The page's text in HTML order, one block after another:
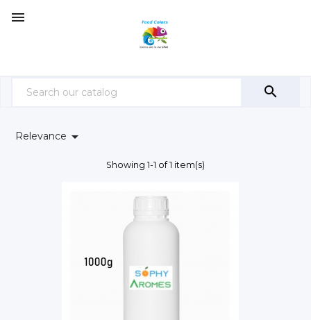


Relevance 
Showing 1-1 of 1 item(s)